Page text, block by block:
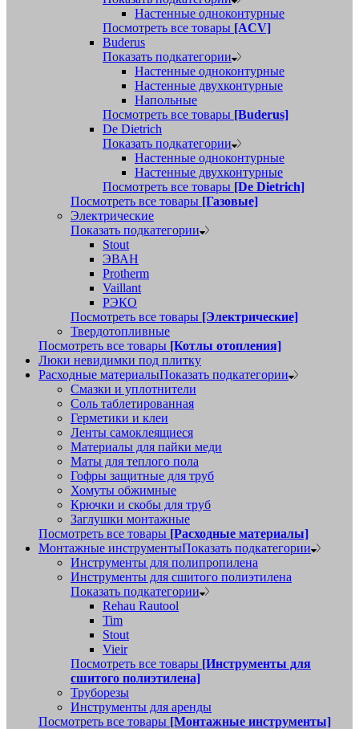
Настенные одноконтурные
Посмотреть все товары [ACV]
Buderus
Показать подкатегории
Настенные одноконтурные
Настенные двухконтурные
Напольные
Посмотреть все товары [Buderus]
De Dietrich
Показать подкатегории
Настенные одноконтурные
Настенные двухконтурные
Посмотреть все товары [De Dietrich]
Посмотреть все товары [Газовые]
Электрические
Показать подкатегории
Stout
ЭВАН
Protherm
Vaillant
РЭКО
Посмотреть все товары [Электрические]
Твердотопливные
Посмотреть все товары [Котлы отопления]
Люки невидимки под плитку
Расходные материалыПоказать подкатегории
Смазки и уплотнители
Соль таблетированная
Герметики и клеи
Ленты самоклеящиеся
Материалы для пайки меди
Маты для теплого пола
Гофры защитные для труб
Хомуты обжимные
Крючки и скобы для труб
Заглушки монтажные
Посмотреть все товары [Расходные материалы]
Монтажные инструментыПоказать подкатегории
Инструменты для полипропилена
Инструменты для сшитого полиэтилена
Показать подкатегории
Rehau Rautool
Tim
Stout
Vieir
Посмотреть все товары [Инструменты для
сшитого полиэтилена]
Труборезы
Инструменты для аренды
Посмотреть все товары [Монтажные инструменты]